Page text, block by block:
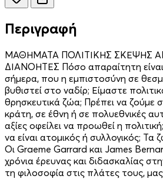
Περιγραφή
ΜΑΘΗΜΑΤΑ ΠΟΛΙΤΙΚΗΣ ΣΚΕΨΗΣ
ΔΙΑΝΟΗΤΕΣ Πόσο απαραίτητη είναι
σήμερα, που η εμπιστοσύνη σε
βυθιστεί στο ναδίρ; Είμαστε
θρησκευτικά ζώα; Πρέπει να ζούμε
κράτη, σε έθνη ή σε πολυεθνικές
αξίες οφείλει να προωθεί η
να είναι ατομικός ή συλλογικός; Τα
Οι Graeme Garrard και James
χρόνια έρευνας και διδασκαλίας
τη φιλοσοφία στις πλάτες τους,